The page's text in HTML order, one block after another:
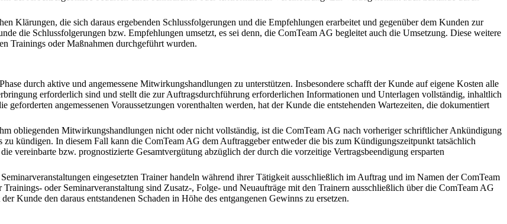
Klärungen, die sich daraus ergebenden Schlussfolgerungen und die Empfehlungen erarbeitet und gegenüber dem Kunden zur
die Schlussfolgerungen bzw. Empfehlungen umsetzt, es sei denn, die ComTeam AG begleitet auch die Umsetzung. Diese weitere
Trainings oder Maßnahmen durchgeführt wurden.
durch aktive und angemessene Mitwirkungshandlungen zu unterstützen. Insbesondere schafft der Kunde auf eigene Kosten alle
erforderlich sind und stellt die zur Auftragsdurchführung erforderlichen Informationen und Unterlagen vollständig, inhaltlich
angemessenen Voraussetzungen vorenthalten werden, hat der Kunde die entstehenden Wartezeiten, die dokumentiert
obliegenden Mitwirkungshandlungen nicht oder nicht vollständig, ist die ComTeam AG nach vorheriger schriftlicher Ankündigung
kündigen. In diesem Fall kann die ComTeam AG dem Auftraggeber entweder die bis zum Kündigungszeitpunkt tatsächlich
vereinbarte bzw. prognostizierte Gesamtvergütung abzüglich der durch die vorzeitige Vertragsbeendigung ersparten
eingesetzten Trainer handeln während ihrer Tätigkeit ausschließlich im Auftrag und im Namen der ComTeam
oder Seminarveranstaltung sind Zusatz-, Folge- und Neuaufträge mit den Trainern ausschließlich über die ComTeam AG
Kunde den daraus entstandenen Schaden in Höhe des entgangenen Gewinns zu ersetzen.